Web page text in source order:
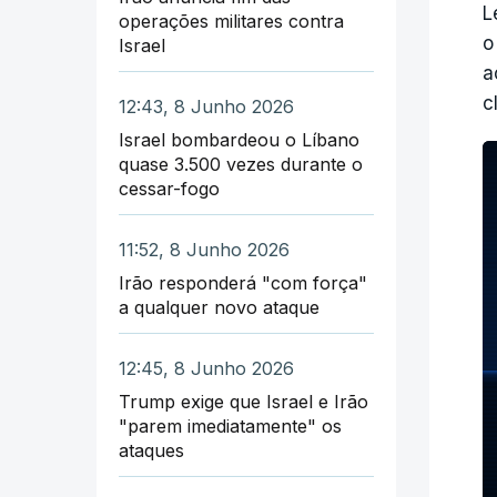
operações militares contra
Israel
12:43, 8 Junho 2026
Israel bombardeou o Líbano
quase 3.500 vezes durante o
cessar-fogo
11:52, 8 Junho 2026
Irão responderá "com força"
a qualquer novo ataque
12:45, 8 Junho 2026
Trump exige que Israel e Irão
"parem imediatamente" os
ataques